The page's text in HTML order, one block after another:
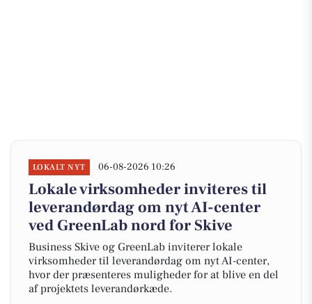
LOKALT NYT 06-08-2026 10:26
Lokale virksomheder inviteres til
leverandørdag om nyt AI-center
ved GreenLab nord for Skive
Business Skive og GreenLab inviterer lokale
virksomheder til leverandørdag om nyt AI-center,
hvor der præsenteres muligheder for at blive en del
af projektets leverandørkæde.